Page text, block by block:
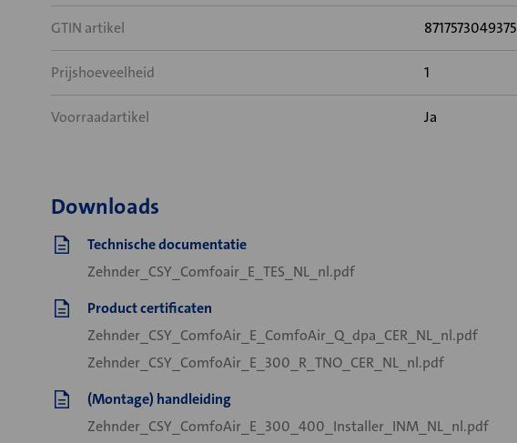
GTIN artikel 8717573049375
Prijshoeveelheid 1
Voorraadartikel Ja
Downloads
Technische documentatie
Zehnder_CSY_Comfoair_E_TES_NL_nl.pdf
Product certificaten
Zehnder_CSY_ComfoAir_E_ComfoAir_Q_dpa_CER_NL_nl.pdf
Zehnder_CSY_ComfoAir_E_300_R_TNO_CER_NL_nl.pdf
(Montage) handleiding
Zehnder_CSY_ComfoAir_E_300_400_Installer_INM_NL_nl.pdf